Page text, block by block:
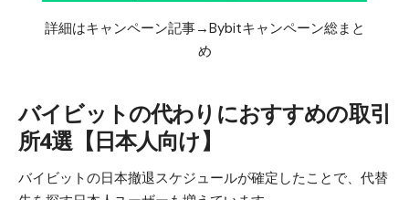
詳細はキャンペーン記事→Bybitキャンペーン総まと
め
バイビットの代わりにおすすめの取引
所4選【日本人向け】
バイビットの日本撤退スケジュールが確定したことで、代替